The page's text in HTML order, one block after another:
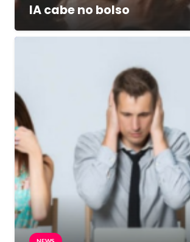
IA cabe no bolso